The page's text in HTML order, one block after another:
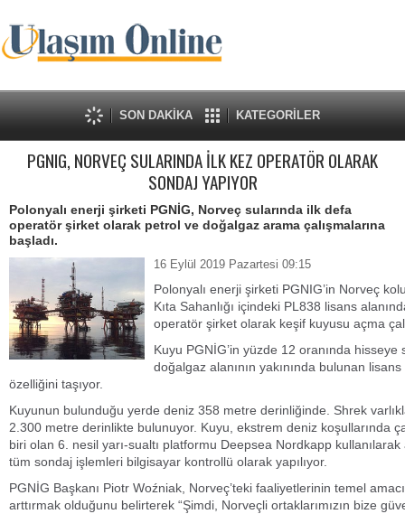
SON DAKİKA KATEGORİLER
PGNIG, NORVEÇ SULARINDA İLK KEZ OPERATÖR OLARAK
SONDAJ YAPIYOR
Polonyalı enerji şirketi PGNİG, Norveç sularında ilk defa
operatör şirket olarak petrol ve doğalgaz arama çalışmalarına
başladı.
16 Eylül 2019 Pazartesi 09:15
Polonyalı enerji şirketi PGNIG’in Norveç
Kıta Sahanlığı içindeki PL838 lisans
operatör şirket olarak keşif kuyusu açma
Kuyu PGNİG’in yüzde 12 oranında
doğalgaz alanının yakınında bulunan
özelliğini taşıyor.
Kuyunun bulunduğu yerde deniz 358 metre derinliğinde. Shrek
2.300 metre derinlikte bulunuyor. Kuyu, ekstrem deniz koşullarında
biri olan 6. nesil yarı-sualtı platformu Deepsea Nordkapp
tüm sondaj işlemleri bilgisayar kontrollü olarak yapılıyor.
PGNİG Başkanı Piotr Woźniak, Norveç’teki faaliyetlerinin temel
arttırmak olduğunu belirterek “Şimdi, Norveçli ortaklarımızın bize